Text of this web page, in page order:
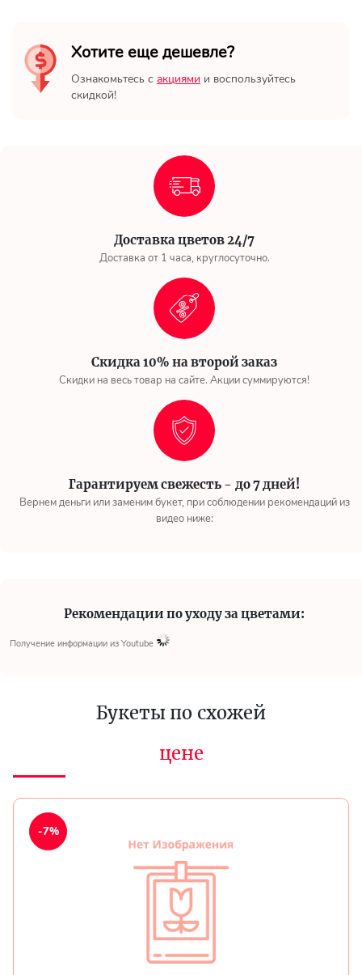
Хотите еще дешевле?
Ознакомьтесь с акциями и воспользуйтесь
скидкой!
Доставка цветов 24/7
Доставка от 1 часа, круглосуточно.
Скидка 10% на второй заказ
Скидки на весь товар на сайте. Акции суммируются!
Гарантируем свежесть - до 7 дней!
Вернем деньги или заменим букет, при соблюдении рекомендаций из
видео ниже:
Рекомендации по уходу за цветами:
Получение информации из Youtube
Букеты по схожей
цене
-7%